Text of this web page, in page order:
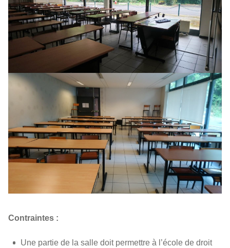
Contraintes :
Une partie de la salle doit permettre à l’école de droit